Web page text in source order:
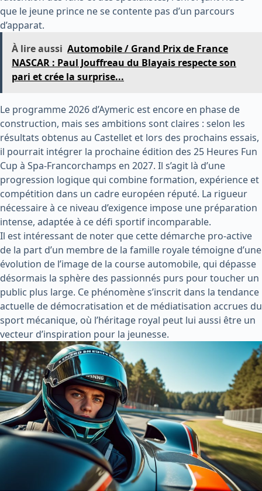
que le jeune prince ne se contente pas d’un parcours
d’apparat.
À lire aussi Automobile / Grand Prix de France
NASCAR : Paul Jouffreau du Blayais respecte son
pari et crée la surprise...
Le programme 2026 d’Aymeric est encore en phase de
construction, mais ses ambitions sont claires : selon les
résultats obtenus au Castellet et lors des prochains essais,
il pourrait intégrer la prochaine édition des 25 Heures Fun
Cup à Spa-Francorchamps en 2027. Il s’agit là d’une
progression logique qui combine formation, expérience et
compétition dans un cadre européen réputé. La rigueur
nécessaire à ce niveau d’exigence impose une préparation
intense, adaptée à ce défi sportif incomparable.
Il est intéressant de noter que cette démarche pro-active
de la part d’un membre de la famille royale témoigne d’une
évolution de l’image de la course automobile, qui dépasse
désormais la sphère des passionnés purs pour toucher un
public plus large. Ce phénomène s’inscrit dans la tendance
actuelle de démocratisation et de médiatisation accrues du
sport mécanique, où l’héritage royal peut lui aussi être un
vecteur d’inspiration pour la jeunesse.